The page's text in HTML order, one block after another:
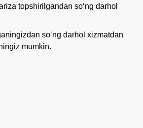
topshirilgandan so‘ng darhol
soʻng darhol xizmatdan
mumkin.